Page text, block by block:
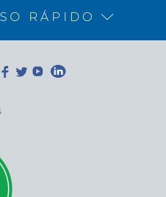
RÁPIDO